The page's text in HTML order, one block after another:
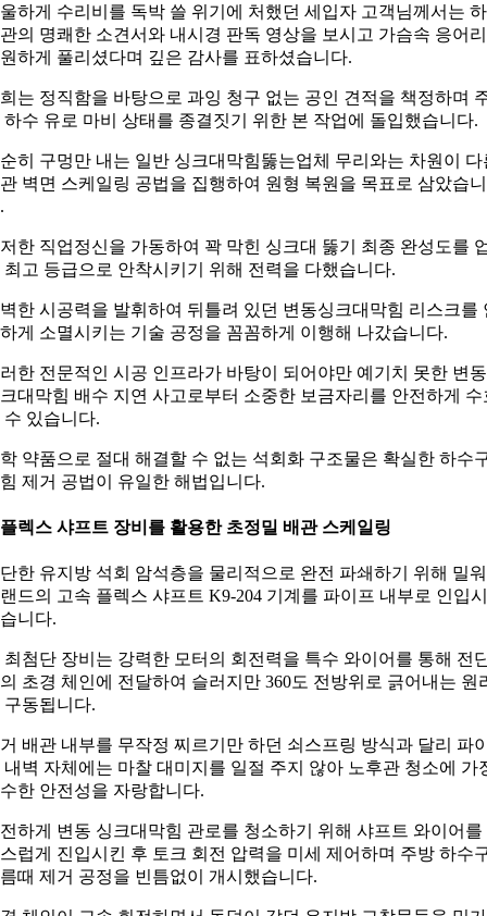
하게 수리비를 독박 쓸 위기에 처했던 세입자 고객님께서는
의 명쾌한 소견서와 내시경 판독 영상을 보시고 가슴속 응어
하게 풀리셨다며 깊은 감사를 표하셨습니다.
는 정직함을 바탕으로 과잉 청구 없는 공인 견적을 책정하며
하수 유로 마비 상태를 종결짓기 위한 본 작업에 돌입했습니다.
히 구멍만 내는 일반 싱크대막힘뚫는업체 무리와는 차원이 다
벽면 스케일링 공법을 집행하여 원형 복원을 목표로 삼았습니
한 직업정신을 가동하여 꽉 막힌 싱크대 뚫기 최종 완성도를
최고 등급으로 안착시키기 위해 전력을 다했습니다.
한 시공력을 발휘하여 뒤틀려 있던 변동싱크대막힘 리스크를
게 소멸시키는 기술 공정을 꼼꼼하게 이행해 나갔습니다.
한 전문적인 시공 인프라가 바탕이 되어야만 예기치 못한 변동
대막힘 배수 지연 사고로부터 소중한 보금자리를 안전하게 수
수 있습니다.
약품으로 절대 해결할 수 없는 석회화 구조물은 확실한 하수
제거 공법이 유일한 해법입니다.
렉스 샤프트 장비를 활용한 초정밀 배관 스케일링
한 유지방 석회 암석층을 물리적으로 완전 파쇄하기 위해 밀
드의 고속 플렉스 샤프트 K9-204 기계를 파이프 내부로 인입시
니다.
최첨단 장비는 강력한 모터의 회전력을 특수 와이어를 통해 전
초경 체인에 전달하여 슬러지만 360도 전방위로 긁어내는 원
구동됩니다.
배관 내부를 무작정 찌르기만 하던 쇠스프링 방식과 달리 파
내벽 자체에는 마찰 대미지를 일절 주지 않아 노후관 청소에 가
한 안전성을 자랑합니다.
하게 변동 싱크대막힘 관로를 청소하기 위해 샤프트 와이어를
럽게 진입시킨 후 토크 회전 압력을 미세 제어하며 주방 하수
때 제거 공정을 빈틈없이 개시했습니다.